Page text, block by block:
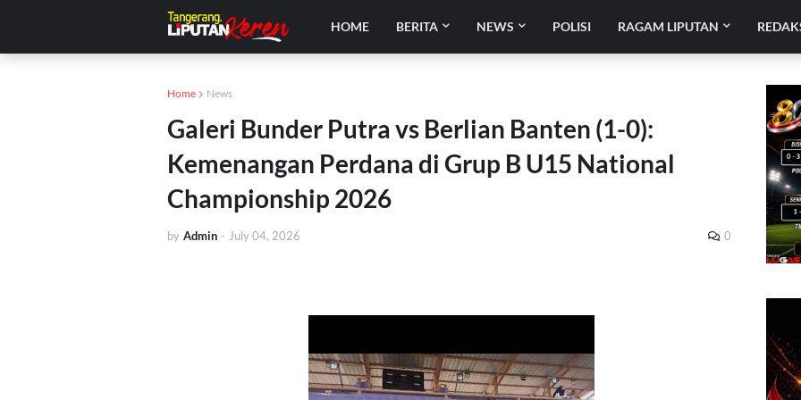
HOME BERITA NEWS POLISI RAGAM LIPUTAN
Home News
Galeri Bunder Putra vs Berlian Banten (1-0):
Kemenangan Perdana di Grup B U15 National
Championship 2026
by Admin - July 04, 2026 0